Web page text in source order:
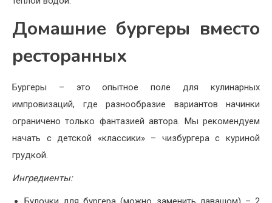
Домашние бургеры вместо
ресторанных
Бургеры – это опытное поле для кулинарных
импровизаций, где разнообразие вариантов начинки
ограничено только фантазией автора. Мы рекомендуем
начать с детской «классики» – чизбургера с куриной
грудкой.
Ингредиенты: